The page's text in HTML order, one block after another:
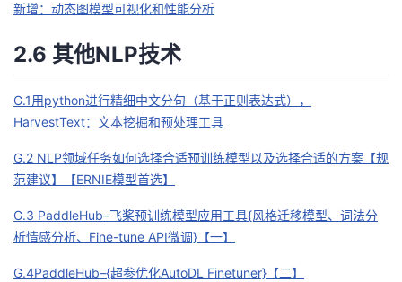
新增：动态图模型可视化和性能分析
2.6 其他NLP技术
G.1用python进行精细中文分句（基于正则表达式），
HarvestText：文本挖掘和预处理工具
G.2 NLP领域任务如何选择合适预训练模型以及选择合适的方案【规
范建议】【ERNIE模型首选】
G.3 PaddleHub–飞桨预训练模型应用工具{风格迁移模型、词法分
析情感分析、Fine-tune API微调}【一】
G.4PaddleHub–{超参优化AutoDL Finetuner}【二】